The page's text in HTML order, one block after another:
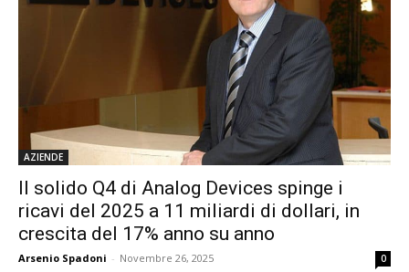
AZIENDE
Il solido Q4 di Analog Devices spinge i
ricavi del 2025 a 11 miliardi di dollari, in
crescita del 17% anno su anno
Arsenio Spadoni - Novembre 26, 2025 0